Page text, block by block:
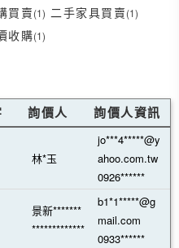
買賣(1) 二手家具買賣(1)
收購(1)
詢價人 詢價人資訊
林*玉
jo***4*****@y
ahoo.com.tw
0926******
景新*******
*************
b1*1*****@g
mail.com
0933******